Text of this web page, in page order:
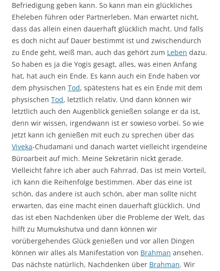
Befriedigung geben kann. So kann man ein glückliches
Eheleben führen oder Partnerleben. Man erwartet nicht,
dass das allein einen dauerhaft glücklich macht. Und falls
es doch nicht auf Dauer bestimmt ist und zwischendurch
zu Ende geht, weiß man, auch das gehört zum Leben dazu.
So haben es ja die Yogis gesagt, alles, was einen Anfang
hat, hat auch ein Ende. Es kann auch ein Ende haben vor
dem physischen Tod, spätestens hat es ein Ende mit dem
physischen Tod, letztlich relativ. Und dann können wir
letztlich auch den Augenblick genießen solange er da ist,
denn wir wissen, irgendwann ist er sowieso vorbei. So wie
jetzt kann ich genießen mit euch zu sprechen über das
Viveka-Chudamani und danach wartet vielleicht irgendeine
Büroarbeit auf mich. Meine Sekretärin nickt gerade.
Vielleicht fahre ich aber auch Fahrrad. Das ist mein Vorteil,
ich kann die Reihenfolge bestimmen. Aber das eine ist
schön, das andere ist auch schön, aber man sollte nicht
erwarten, das eine macht einen dauerhaft glücklich. Und
das ist eben Nachdenken über die Probleme der Welt, das
hilft zu Mumukshutva und dann können wir
vorübergehendes Glück genießen und vor allen Dingen
können wir alles als Manifestation von Brahman ansehen.
Das nächste natürlich, Nachdenken über Brahman. Wir